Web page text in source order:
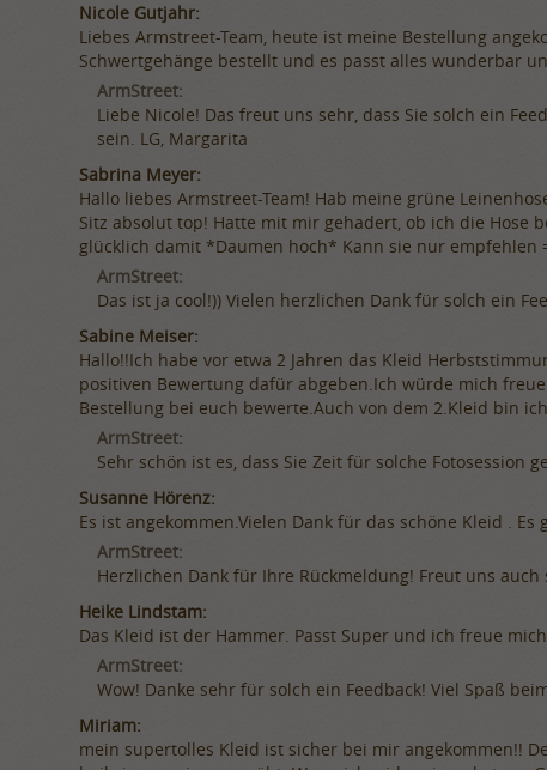
Nicole Gutjahr:
Liebes Armstreet-Team, heute ist meine Bestellung
Schwertgehänge bestellt und es passt alles wunderbar
ArmStreet:
Liebe Nicole! Das freut uns sehr, dass Sie solch ein
sein. LG, Margarita
Sabrina Meyer:
Hallo liebes Armstreet-Team! Hab meine grüne
Sitz absolut top! Hatte mit mir gehadert, ob ich die Hose
glücklich damit *Daumen hoch* Kann sie nur empfehlen
ArmStreet:
Das ist ja cool!)) Vielen herzlichen Dank für solch ein
Sabine Meiser:
Hallo!!Ich habe vor etwa 2 Jahren das Kleid
positiven Bewertung dafür abgeben.Ich würde mich
Bestellung bei euch bewerte.Auch von dem 2.Kleid bin
ArmStreet:
Sehr schön ist es, dass Sie Zeit für solche Fotosession
Susanne Hörenz:
Es ist angekommen.Vielen Dank für das schöne Kleid .
ArmStreet:
Herzlichen Dank für Ihre Rückmeldung! Freut uns auch
Heike Lindstam:
Das Kleid ist der Hammer. Passt Super und ich freue
ArmStreet:
Wow! Danke sehr für solch ein Feedback! Viel Spaß
Miriam:
mein supertolles Kleid ist sicher bei mir angekommen!!